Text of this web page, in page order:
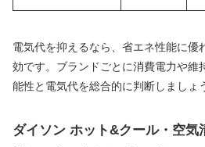
電気代を抑えるなら、省エネ性能に優
効です。ブランドごとに消費電力や維
能性と電気代を総合的に判断しましょ
ダイソン ホット&クール・空気